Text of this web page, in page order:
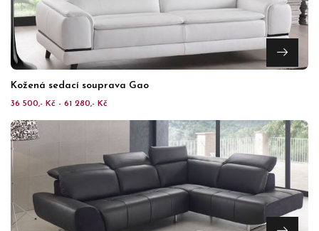
Kožená sedací souprava Gao
36 500,- Kč - 61 280,- Kč